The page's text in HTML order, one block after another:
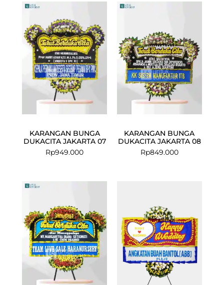
KARANGAN BUNGA
DUKACITA JAKARTA 07
Rp949.000
KARANGAN BUNGA
DUKACITA JAKARTA 08
Rp849.000